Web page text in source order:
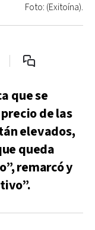
Foto: (Exitoína).
que se
de las
elevados,
queda
remarcó y